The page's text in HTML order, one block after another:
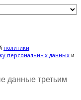
политики
персональных данных и
данные третьим